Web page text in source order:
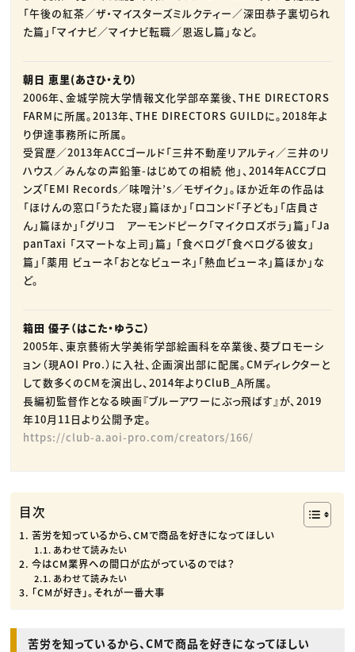
「午後の紅茶／ザ・マイスターズミルクティー／深田恭子裏切られ
た篇」「マイナビ／マイナビ転職／恩返し篇」など。
朝日 恵里(あさひ・えり）
2006年、金城学院大学情報文化学部卒業後、THE DIRECTORS
FARMに所属。2013年、THE DIRECTORS GUILDに。2018年よ
り伊達事務所に所属。
受賞歴／2013年ACCゴールド「三井不動産リアルティ／三井のリ
ハウス／みんなの声鉛筆-はじめての相続 他」、2014年ACCブロ
ンズ「EMI Records／味噌汁’s／モザイク」。ほか近年の作品は
「ほけんの窓口「うたた寝」篇ほか」「ロコンド「子ども」「店員さ
ん」篇ほか」「グリコ アーモンドピーク「マイクロズボラ」篇」「Ja
panTaxi 「スマートな上司」篇」 「食べログ「食べログる彼女」
篇」「薬用 ビューネ「おとなビューネ」「熱血ビューネ」篇ほか」な
ど。
箱田 優子（はこた・ゆうこ）
2005年、東京藝術大学美術学部絵画科を卒業後、葵プロモーシ
ョン（現AOI Pro.）に入社、企画演出部に配属。CMディレクターと
して数多くのCMを演出し、2014年よりCluB_A所属。
長編初監督作となる映画『ブルーアワーにぶっ飛ばす』が、2019
年10月11日より公開予定。
https://club-a.aoi-pro.com/creators/166/
目次
苦労を知っているから、CMで商品を好きになってほしい
あわせて読みたい
今はCM業界への間口が広がっているのでは？
あわせて読みたい
「CMが好き」。それが一番大事
苦労を知っているから、CMで商品を好きになってほしい